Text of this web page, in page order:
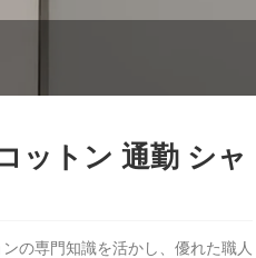
ットン 通勤 シャ
の専門知識を活かし、優れた職人